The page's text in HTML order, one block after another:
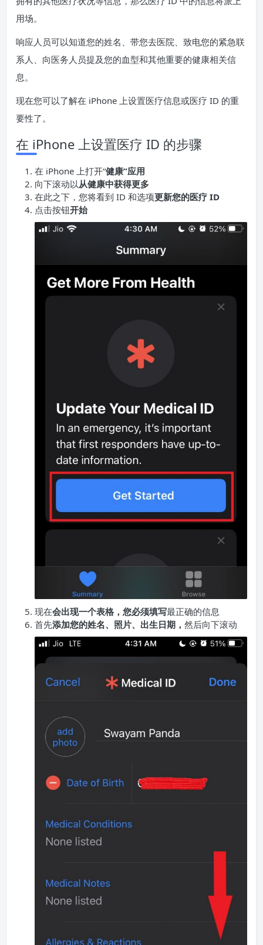
用场。
响应人员可以知道您的姓名、带您去医院、致电您的紧急联
系人、向医务人员提及您的血型和其他重要的健康相关信
息。
现在您可以了解在 iPhone 上设置医疗信息或医疗 ID 的重
要性了。
在 iPhone 上设置医疗 ID 的步骤
在 iPhone 上打开“健康”应用
向下滚动以从健康中获得更多
在此之下，您将看到 ID 和选项更新您的医疗 ID
点击按钮开始
现在会出现一个表格，您必须填写最正确的信息
首先添加您的姓名、照片、出生日期， 然后向下滚动